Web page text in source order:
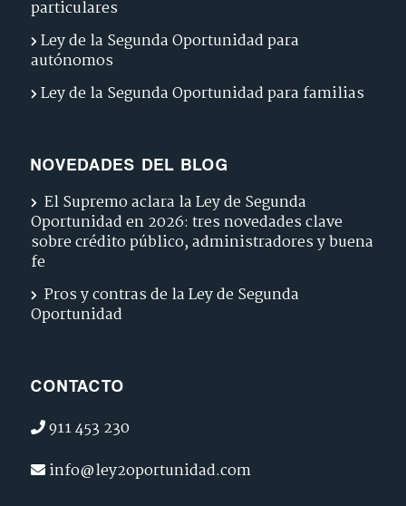
particulares
Ley de la Segunda Oportunidad para
autónomos
Ley de la Segunda Oportunidad para familias
NOVEDADES DEL BLOG
El Supremo aclara la Ley de Segunda
Oportunidad en 2026: tres novedades clave
sobre crédito público, administradores y buena
fe
Pros y contras de la Ley de Segunda
Oportunidad
CONTACTO
911 453 230
info@ley2oportunidad.com